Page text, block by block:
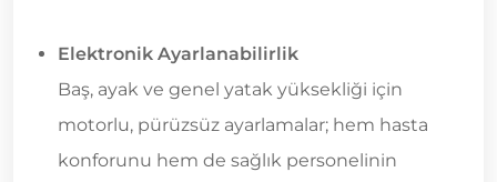
Elektronik Ayarlanabilirlik
Baş, ayak ve genel yatak yüksekliği için
motorlu, pürüzsüz ayarlamalar; hem hasta
konforunu hem de sağlık personelinin